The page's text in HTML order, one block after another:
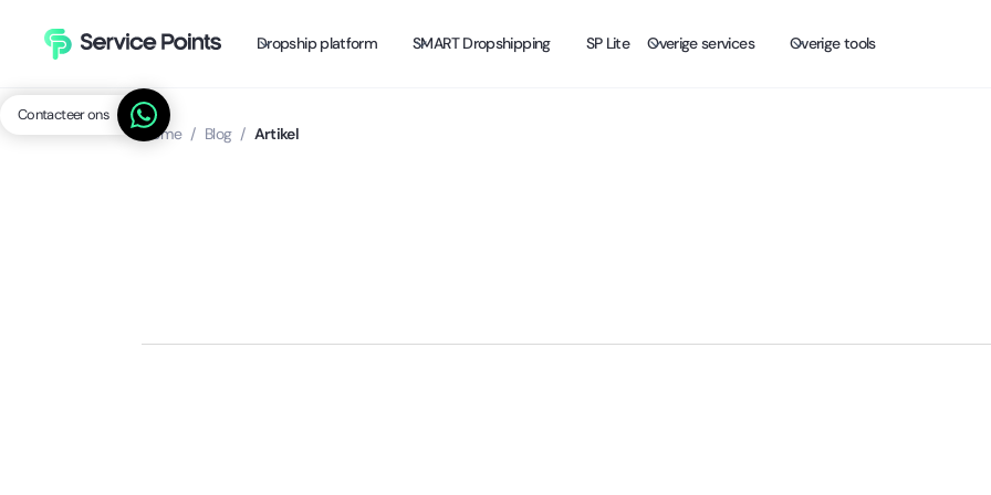
Dropship platform SMART Dropshipping SP Lite Overige services Overige tools
Contacteer ons
Home / Blog / Artikel